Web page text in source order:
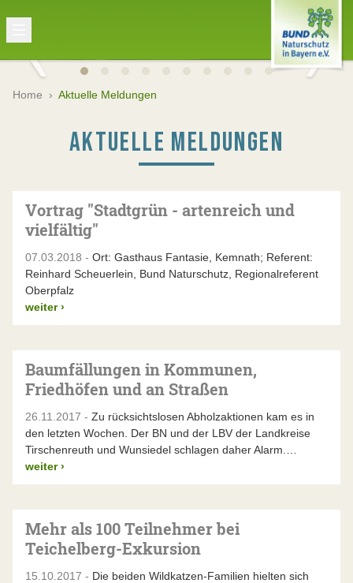
Home › Aktuelle Meldungen
AKTUELLE MELDUNGEN
Vortrag "Stadtgrün - artenreich und
vielfältig"
07.03.2018 - Ort: Gasthaus Fantasie, Kemnath; Referent:
Reinhard Scheuerlein, Bund Naturschutz, Regionalreferent
Oberpfalz
weiter ›
Baumfällungen in Kommunen,
Friedhöfen und an Straßen
26.11.2017 - Zu rücksichtslosen Abholzaktionen kam es in
den letzten Wochen. Der BN und der LBV der Landkreise
Tirschenreuth und Wunsiedel schlagen daher Alarm.…
weiter ›
Mehr als 100 Teilnehmer bei
Teichelberg-Exkursion
15.10.2017 - Die beiden Wildkatzen-Familien hielten sich